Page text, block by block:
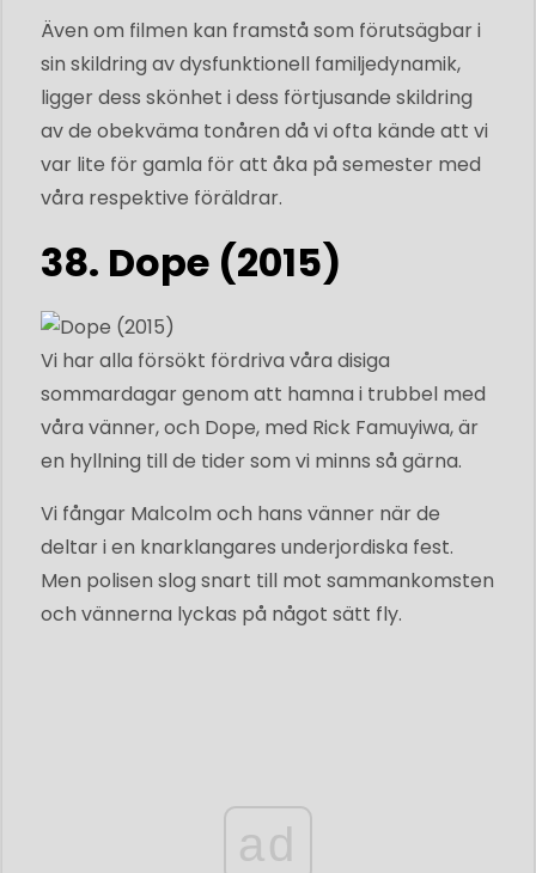
Även om filmen kan framstå som förutsägbar i
sin skildring av dysfunktionell familjedynamik,
ligger dess skönhet i dess förtjusande skildring
av de obekväma tonåren då vi ofta kände att vi
var lite för gamla för att åka på semester med
våra respektive föräldrar.
38. Dope (2015)
Vi har alla försökt fördriva våra disiga
sommardagar genom att hamna i trubbel med
våra vänner, och Dope, med Rick Famuyiwa, är
en hyllning till de tider som vi minns så gärna.
Vi fångar Malcolm och hans vänner när de
deltar i en knarklangares underjordiska fest.
Men polisen slog snart till mot sammankomsten
och vännerna lyckas på något sätt fly.
ad